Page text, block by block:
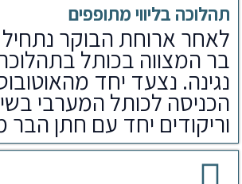
תהלוכה בליווי מתופפים
לאחר ארוחת הבוקר
בר המצווה בכותל בתהלוכה
נגינה. נצעד יחד מהאוטובוס
הכניסה לכותל המערבי
וריקודים יחד עם חתן הבר